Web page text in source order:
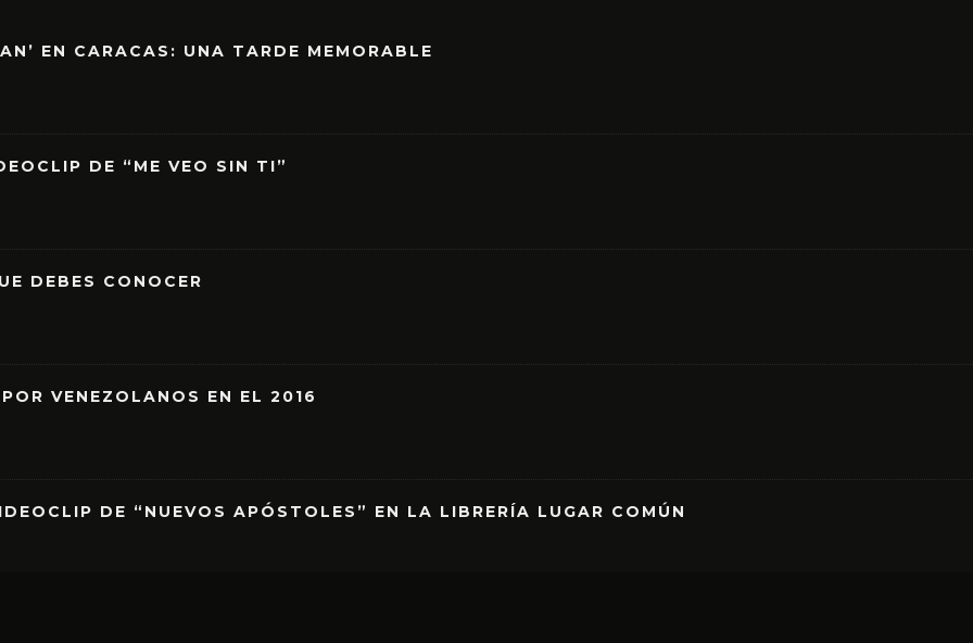
EN CARACAS: UNA TARDE MEMORABLE
DE “ME VEO SIN TI”
DEBES CONOCER
VENEZOLANOS EN EL 2016
DE “NUEVOS APÓSTOLES” EN LA LIBRERÍA LUGAR COMÚN